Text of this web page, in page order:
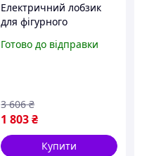
Електричний лобзик
для фігурного
ST1150 new,Мощий
Готово до відправки
1 803₴
3 606 ₴
Купити